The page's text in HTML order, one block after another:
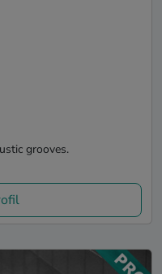
grooves.